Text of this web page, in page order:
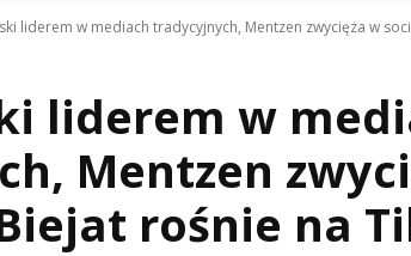
liderem w mediach tradycyjnych, Mentzen zwycięża w
liderem w
Mentzen
rośnie na